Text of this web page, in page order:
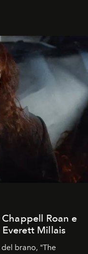
Roan e
Millais
brano, "The